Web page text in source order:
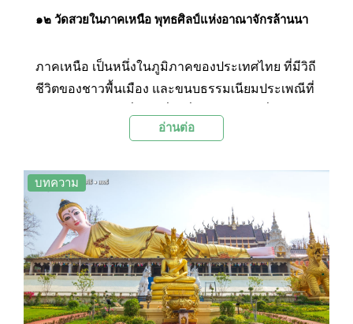
๑๒ วัดสวยในภาคเหนือ พุทธศิลป์แห่งอาณาจักรล้านนา
ภาคเหนือ เป็นหนึ่งในภูมิภาคของประเทศไทย ที่มีวิถี
ชีวิตของชาวพื้นเมือง และขนบธรรมเนียมประเพณีที่
อยู่มากมาย รวมไปถึงมีผลงานพุทธศิลป์แบบล้านนา
สถาปัตยกรรมและประติมากรรมในวัดวาอารามต่าง
ๆ เป็นเอกลักษณ์ดึงดูดให้นักท่องเที่ยวแวะมากราบสัก
การะ พร้อมชื่นชมผลงานศิลปะล้านนาที่อ่อนช้อย
และทรงคุณค่า วันนี้ Palanla จึงจะขอชวนออกเดิน
ทางไปเที่ยวชม และรับสิริมงคลกับ 12 วัดสวยในภาค
เหนือกันค่ะ
อ่านต่อ
บทความ